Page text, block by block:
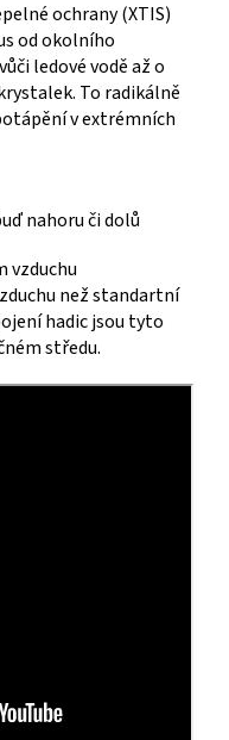
ochrany (XTIS)
od okolního
ledové vodě až o
To radikálně
v extrémních
nahoru či dolů
vzduchu
než standartní
hadic jsou tyto
středu.